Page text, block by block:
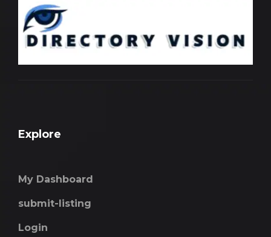
Explore
My Dashboard
submit-listing
Login